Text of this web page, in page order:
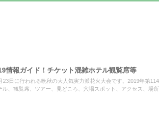
情報ガイド！チケット混雑ホテル観覧席等
23日に行われる晩秋の大人気実力派花火大会です。2019年第
、観覧席、ツアー、見どころ、穴場スポット、アクセス、場